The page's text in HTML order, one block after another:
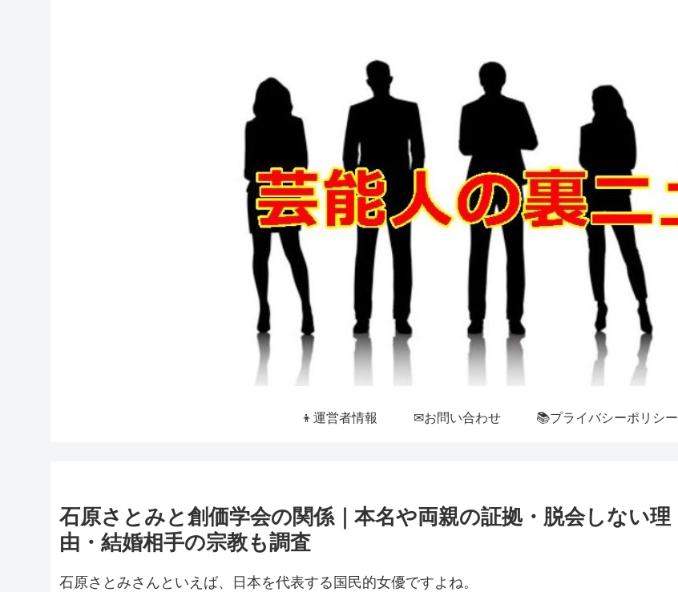
👦運営者情報 ✉お問い合わせ 📚プライバシーポリシー
石原さとみと創価学会の関係｜本名や両親の証拠・脱会しない理
由・結婚相手の宗教も調査
石原さとみさんといえば、日本を代表する国民的女優ですよね。